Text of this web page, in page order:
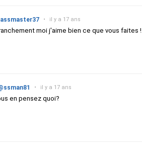
• il y a 17 ans
moi j'aime bien ce que vous faites !
• il y a 17 ans
en pensez quoi?